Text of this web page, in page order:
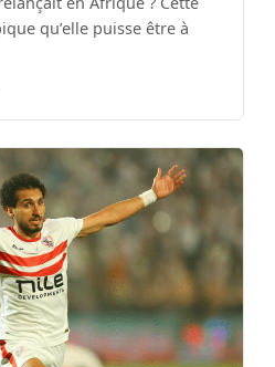
qu’elle puisse être à